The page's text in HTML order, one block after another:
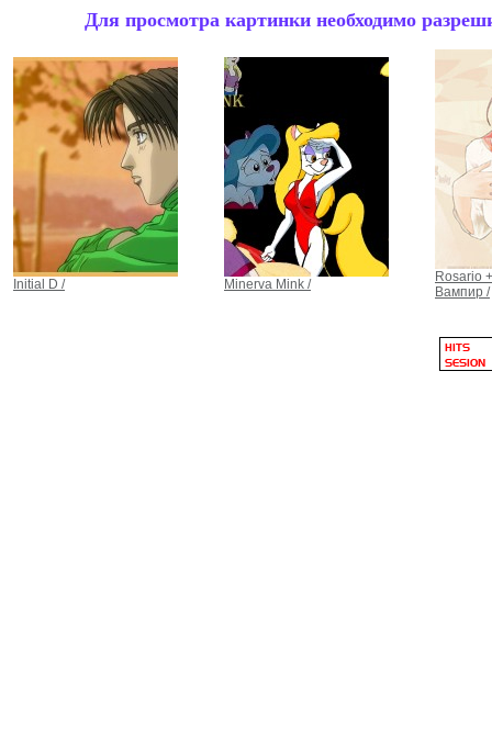
Для просмотра картинки необходимо
Initial D / Minerva Mink /
Rosario
Вампир /